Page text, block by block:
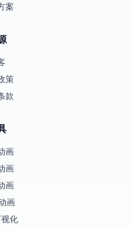
案
策
款
画
画
画
画
化